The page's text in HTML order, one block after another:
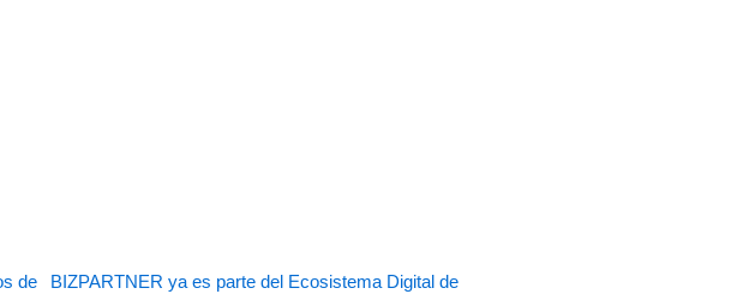
de
BIZPARTNER ya es parte del Ecosistema Digital de